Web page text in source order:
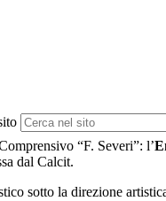
“F. Severi”: l’
dal Calcit.
sotto la direzione